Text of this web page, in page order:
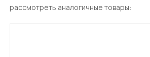
рассмотреть аналогичные товары: